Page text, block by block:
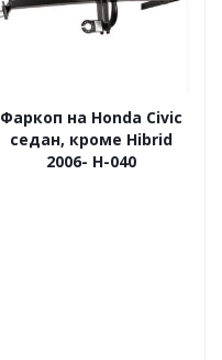
Фаркоп на Honda Civic
седан, кроме Hibrid
2006- H-040